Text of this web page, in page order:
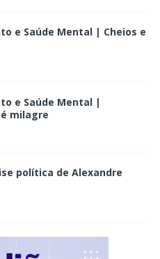
e Saúde Mental | Cheios e
e Saúde Mental |
milagre
política de Alexandre